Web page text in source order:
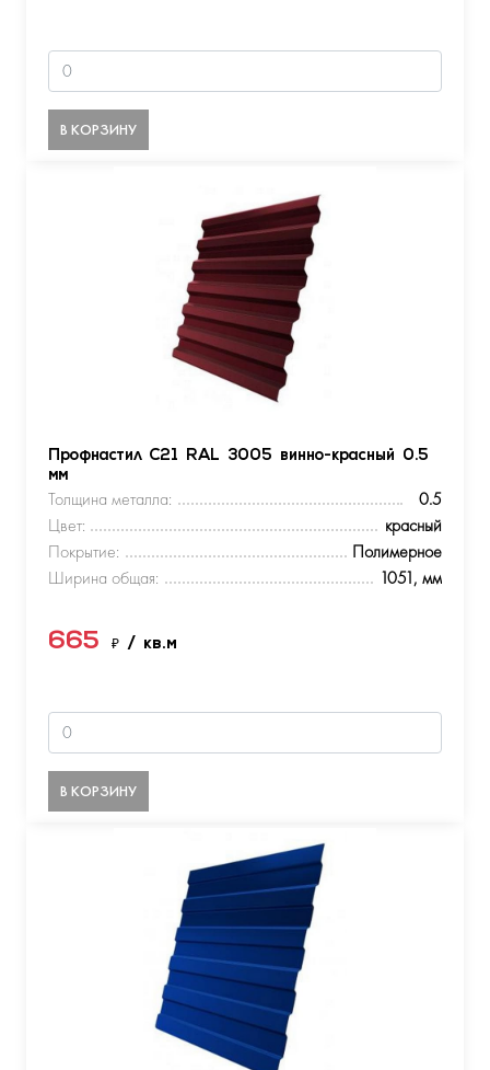
В КОРЗИНУ
Профнастил С21 RAL 3005 винно-красный 0.5
мм
Толщина металла:
0.5
Цвет:
красный
Покрытие:
Полимерное
Ширина общая:
1051, мм
665 ₽ / кв.м
В КОРЗИНУ